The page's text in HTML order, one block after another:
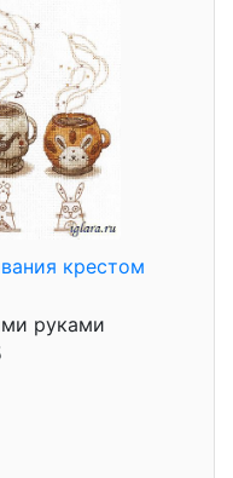
крестом
руками